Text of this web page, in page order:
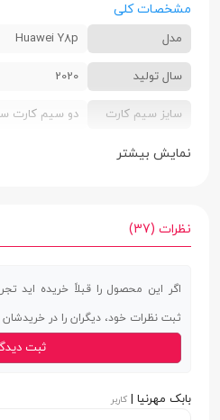
مشخصات کلی
مدل Huawei Y8p
سال تولید 2020
سایز سیم کارت دو سیم کارت
رنگ بندی
ابعاد 7.75 × 73.2 × 157.4 میلی‌متر
وزن 163 گرم
جنس بدنه پلاستیک
صفحه نمایش
صفحه نمایش
نمایش بیشتر
نظرات (37)
اگر این محصول را قبلاً خریده اید
ثبت نظرات خود، دیگران را در خریدشان
ثبت
بابک مهرنیا | کاربر